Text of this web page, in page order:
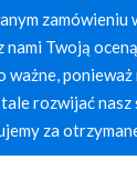
zamówieniu
nami Twoją
ważne,
rozwijać nasz
za